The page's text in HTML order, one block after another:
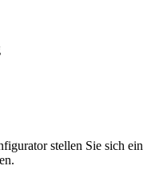
stellen Sie sich ein